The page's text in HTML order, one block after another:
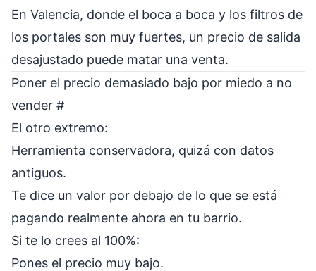
En Valencia, donde el boca a boca y los filtros de
los portales son muy fuertes, un precio de salida
desajustado puede matar una venta.
Poner el precio demasiado bajo por miedo a no
vender #
El otro extremo:
Herramienta conservadora, quizá con datos
antiguos.
Te dice un valor por debajo de lo que se está
pagando realmente ahora en tu barrio.
Si te lo crees al 100%:
Pones el precio muy bajo.